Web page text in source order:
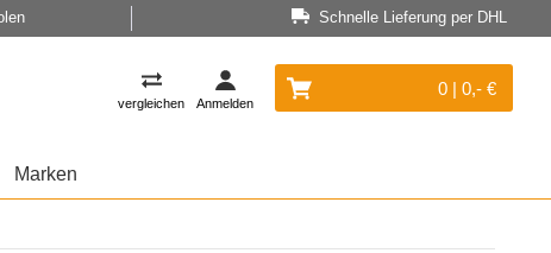
Schnelle Lieferung per DHL
vergleichen Anmelden
0 | 0,- €
Marken